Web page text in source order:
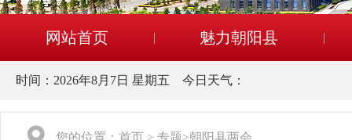
网站首页 魅力朝阳县
时间： 2026年8月7日 星期五 今日天气：
您的位置： 首页 > 专题>朝阳县两会